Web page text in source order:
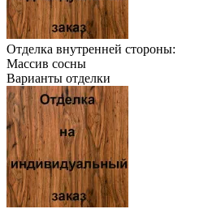
Отделка внутренней стороны:
Массив сосны
Варианты отделки